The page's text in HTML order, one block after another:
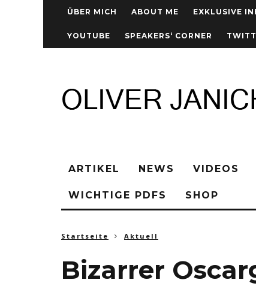
ÜBER MICH ABOUT ME EXKLUSIVE
YOUTUBE SPEAKERS‘ CORNER
ARTIKEL NEWS VIDEOS
WICHTIGE PDFS SHOP
Startseite Aktuell
Bizarrer